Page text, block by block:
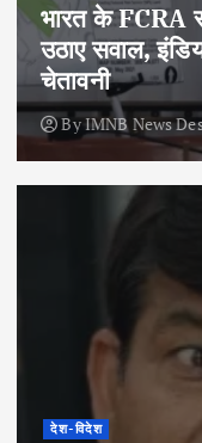
भारत के FCRA
उठाए सवाल,
चेतावनी
ByIMNB News
देश-विदेश